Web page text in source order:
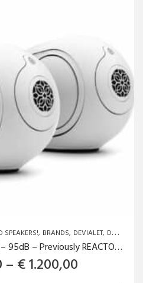
SPEAKERS! BRANDS DEVIALET DEVIALET
New Devialet Phantom II – 95dB – Previously REACTOR600
– €1.200,00Price